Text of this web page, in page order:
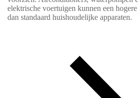
elektrische voertuigen kunnen een
dan standaard huishoudelijke apparaten.